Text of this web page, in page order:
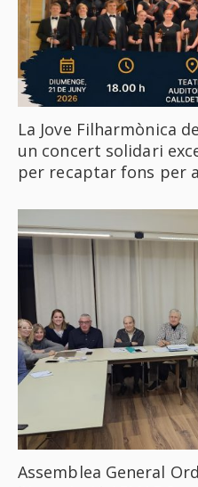
La Jove Filharmònica
un concert solidari
per recaptar fons per
Assemblea General